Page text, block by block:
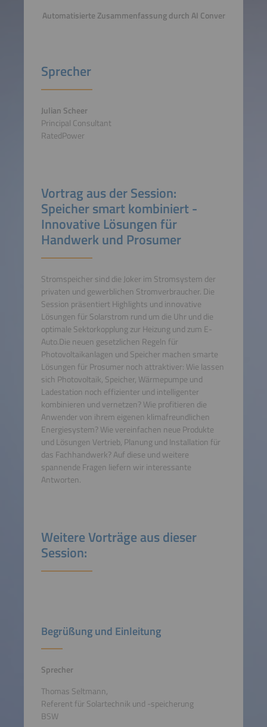
Automatisierte Zusammenfassung durch AI Conver
Sprecher
Julian Scheer
Principal Consultant
RatedPower
Vortrag aus der Session:
Speicher smart kombiniert -
Innovative Lösungen für
Handwerk und Prosumer
Stromspeicher sind die Joker im Stromsystem der
privaten und gewerblichen Stromverbraucher. Die
Session präsentiert Highlights und innovative
Lösungen für Solarstrom rund um die Uhr und die
optimale Sektorkopplung zur Heizung und zum E-
Auto.Die neuen gesetzlichen Regeln für
Photovoltaikanlagen und Speicher machen smarte
Lösungen für Prosumer noch attraktiver: Wie lassen
sich Photovoltaik, Speicher, Wärmepumpe und
Ladestation noch effizienter und intelligenter
kombinieren und vernetzen? Wie profitieren die
Anwender von ihrem eigenen klimafreundlichen
Energiesystem? Wie vereinfachen neue Produkte
und Lösungen Vertrieb, Planung und Installation für
das Fachhandwerk? Auf diese und weitere
spannende Fragen liefern wir interessante
Antworten.
Weitere Vorträge aus dieser
Session:
Begrüßung und Einleitung
Sprecher
Thomas Seltmann,
Referent für Solartechnik und -speicherung
BSW